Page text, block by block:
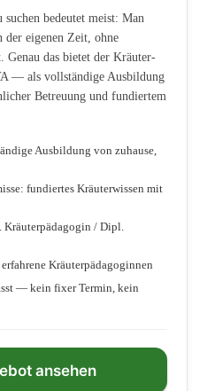
bedeutet meist: Man
der eigenen Zeit, ohne
Genau das bietet der Kräuter-
— als vollständige Ausbildung
Betreuung und fundiertem
Ausbildung von zuhause,
fundiertes Kräuterwissen mit
/ Dipl.
Kräuterpädagoginnen
— kein fixer Termin, kein
ansehen